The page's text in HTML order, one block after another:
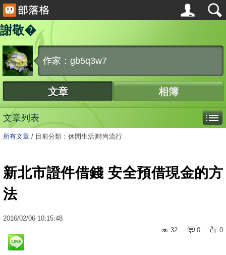
謝敬�
作家：gb5q3w7
文章 相簿
文章列表
所有文章 / 目前分類：休閒生活|時尚流行
新北市證件借錢 安全預借現金的方
法
2016/02/06 10:15:48
32
0 0